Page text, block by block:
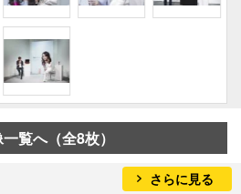
覧へ（全8枚）
さらに見る